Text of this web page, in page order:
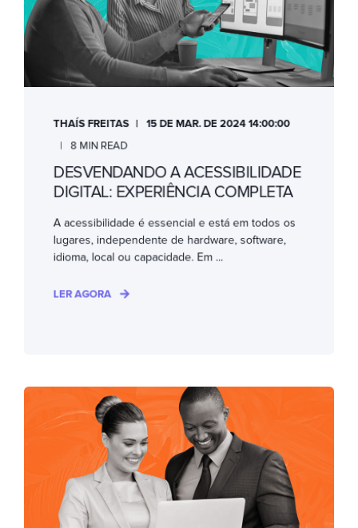
THAÍS FREITAS
15 DE MAR. DE 2024 14:00:00
8 MIN READ
DESVENDANDO A ACESSIBILIDADE
DIGITAL: EXPERIÊNCIA COMPLETA
A acessibilidade é essencial e está em todos os
lugares, independente de hardware, software,
idioma, local ou capacidade. Em ...
LER AGORA